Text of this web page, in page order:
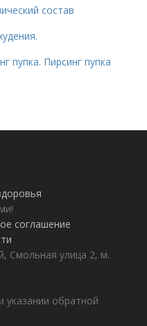
состав
пупка. Пирсинг пупка
соглашение
Смольная улица 2, м.
указании обратной